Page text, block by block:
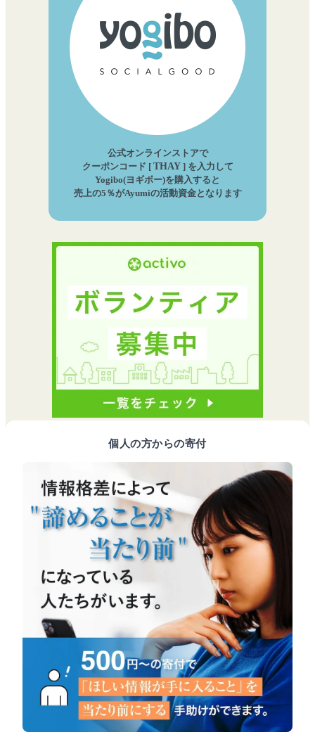
公式オンラインストアで
クーポンコード [ THAY] を入力して
Yogibo(ヨギボー)を購入すると
売上の5％がAyumiの活動資金となります
個人の方からの寄付